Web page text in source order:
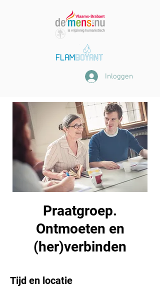
Inloggen
Praatgroep.
Ontmoeten en
(her)verbinden
Tijd en locatie